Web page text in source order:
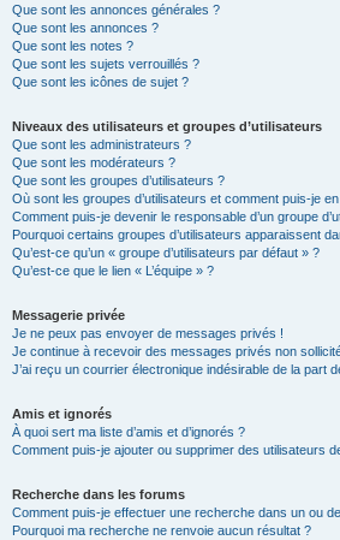
Que sont les annonces générales ?
Que sont les annonces ?
Que sont les notes ?
Que sont les sujets verrouillés ?
Que sont les icônes de sujet ?
Niveaux des utilisateurs et groupes d’utilisateurs
Que sont les administrateurs ?
Que sont les modérateurs ?
Que sont les groupes d’utilisateurs ?
Où sont les groupes d’utilisateurs et comment puis-je
Comment puis-je devenir le responsable d’un groupe
Pourquoi certains groupes d’utilisateurs apparaissent
Qu’est-ce qu’un « groupe d’utilisateurs par défaut » ?
Qu’est-ce que le lien « L’équipe » ?
Messagerie privée
Je ne peux pas envoyer de messages privés !
Je continue à recevoir des messages privés non
J’ai reçu un courrier électronique indésirable de la part
Amis et ignorés
À quoi sert ma liste d’amis et d’ignorés ?
Comment puis-je ajouter ou supprimer des utilisateurs
Recherche dans les forums
Comment puis-je effectuer une recherche dans un ou
Pourquoi ma recherche ne renvoie aucun résultat ?